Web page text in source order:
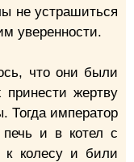
не устрашиться
уверенности.
что они были
жертву
Тогда император
печь и в котел с
колесу и били